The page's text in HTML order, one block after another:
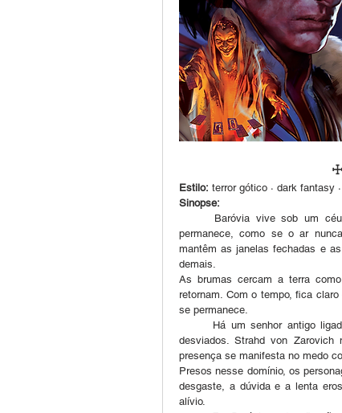
Estilo: terror gótico · dark fantasy
Sinopse:
permanece, como se o ar
mantêm as janelas fechadas e
demais.
As brumas cercam a terra
retornam. Com o tempo, fica
se permanece.
desviados. Strahd von
presença se manifesta no medo
Presos nesse domínio, os
desgaste, a dúvida e a lenta
alívio.